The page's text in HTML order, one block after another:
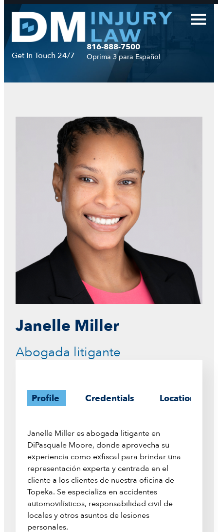
Saltar
contenido
Get In Touch 24/7
816-888-7500
Oprima 3 para Español
Janelle Miller
Abogada litigante
Profile Credentials Location
Janelle Miller es abogada litigante en
DiPasquale Moore, donde aprovecha su
experiencia como exfiscal para brindar una
representación experta y centrada en el
cliente a los clientes de nuestra oficina de
Topeka. Se especializa en accidentes
automovilísticos, responsabilidad civil de
locales y otros asuntos de lesiones
personales.